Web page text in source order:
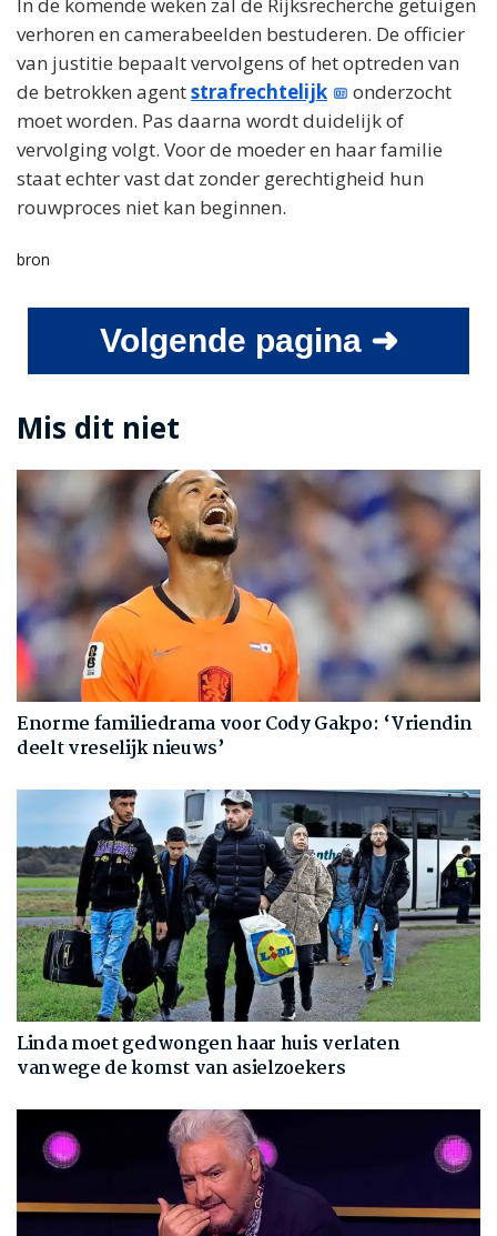
verhoren en camerabeelden bestuderen. De officier
van justitie bepaalt vervolgens of het optreden van
de betrokken agentstrafrechtelijk
onderzocht
moet worden. Pas daarna wordt duidelijk of
vervolging volgt. Voor de moeder en haar familie
staat echter vast dat zonder gerechtigheid hun
rouwproces niet kan beginnen.
bron
Volgende pagina ➜
Mis dit niet
Enorme familiedrama voor Cody Gakpo: ‘Vriendin
deelt vreselijk nieuws’
Linda moet gedwongen haar huis verlaten
vanwege de komst van asielzoekers